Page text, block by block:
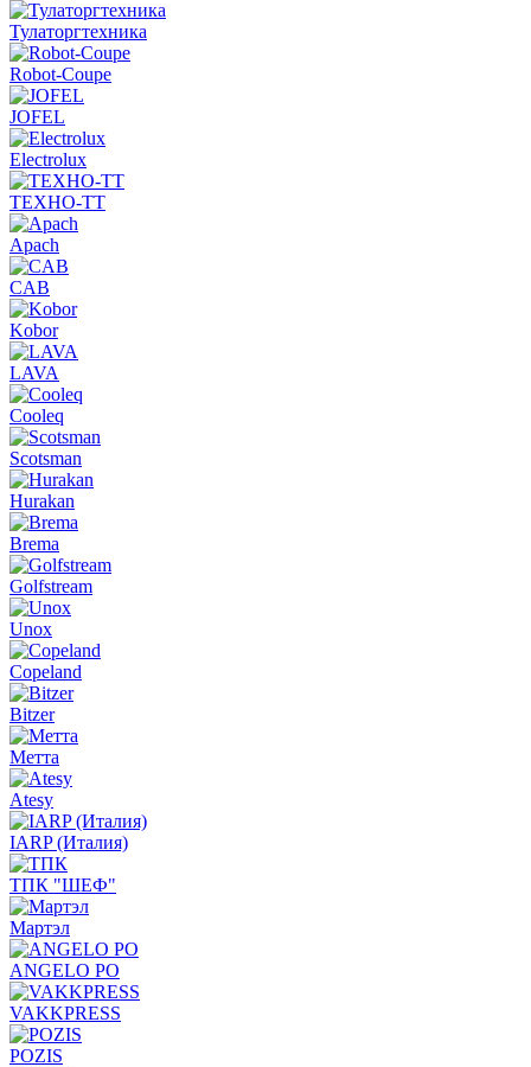
Тулаторгтехника
Robot-Coupe
JOFEL
Electrolux
ТЕХНО-ТТ
Apach
CAB
Kobor
LAVA
Cooleq
Scotsman
Hurakan
Brema
Golfstream
Unox
Copeland
Bitzer
Метта
Atesy
IARP (Италия)
ТПК "ШЕФ"
Мартэл
ANGELO PO
VAKKPRESS
POZIS